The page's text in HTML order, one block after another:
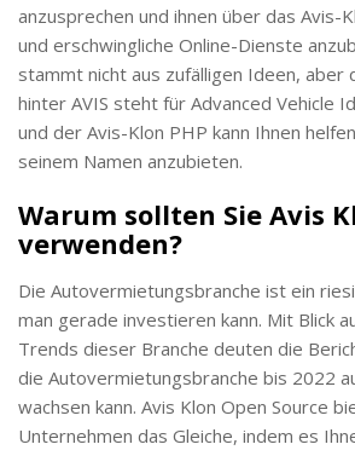
anzusprechen und ihnen über das Avis-
und erschwingliche Online-Dienste
stammt nicht aus zufälligen Ideen, aber
hinter AVIS steht für Advanced Vehicle
und der Avis-Klon PHP kann Ihnen
seinem Namen anzubieten.
Warum sollten Sie Avis
verwenden?
Die Autovermietungsbranche ist ein
man gerade investieren kann. Mit Blick
Trends dieser Branche deuten die
die Autovermietungsbranche bis 2022
wachsen kann. Avis Klon Open Source
Unternehmen das Gleiche, indem es